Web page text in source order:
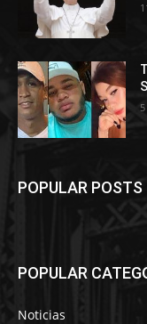
POPULAR POSTS
POPULAR
Noticias